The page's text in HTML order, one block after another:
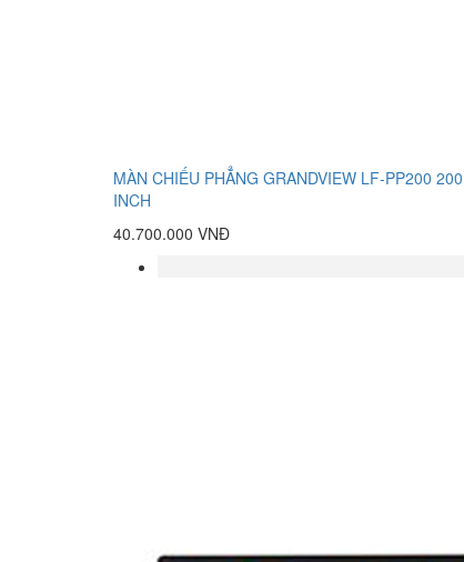
MÀN CHIẾU PHẲNG GRANDVIEW LF-PP200 200
INCH
40.700.000 VNĐ